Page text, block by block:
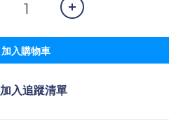
加入購物車
加入追蹤清單